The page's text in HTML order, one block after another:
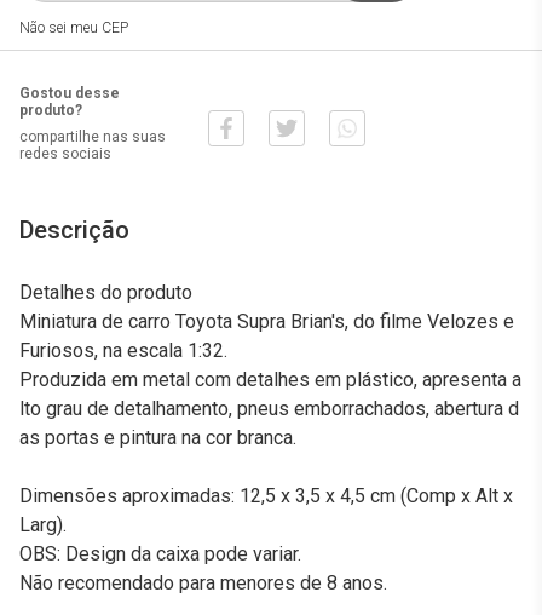
Não sei meu CEP
Gostou desse
produto?
compartilhe nas suas
redes sociais
Descrição
Detalhes do produto
Miniatura de carro Toyota Supra Brian's, do filme Velozes e
Furiosos, na escala 1:32.
Produzida em metal com detalhes em plástico, apresenta a
lto grau de detalhamento, pneus emborrachados, abertura d
as portas e pintura na cor branca.
Dimensões aproximadas: 12,5 x 3,5 x 4,5 cm (Comp x Alt x
Larg).
OBS: Design da caixa pode variar.
Não recomendado para menores de 8 anos.